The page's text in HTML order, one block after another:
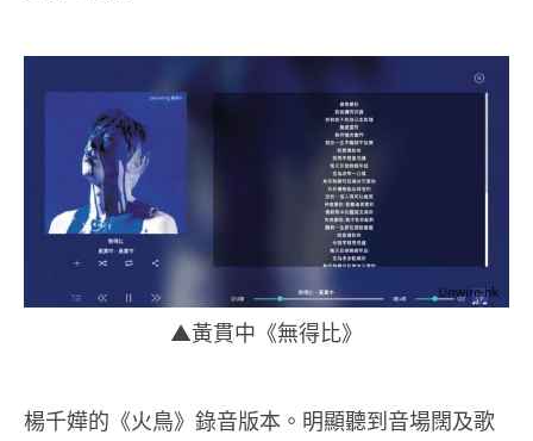
▲黃貫中《無得比》
楊千嬅的《火鳥》錄音版本。明顯聽到音場闊及歌